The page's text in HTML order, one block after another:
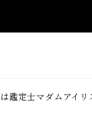
鑑定士マダムアイ